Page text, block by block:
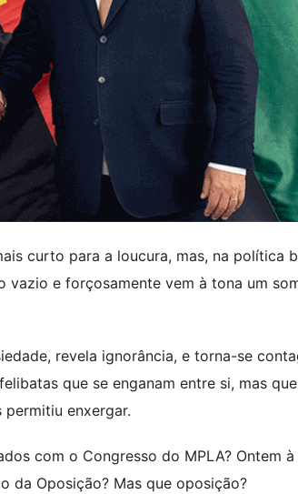
curto para a loucura, mas, na política
e forçosamente vem à tona um
revela ignorância, e torna-se
que se enganam entre si, mas
enxergar.
com o Congresso do MPLA? Ontem
da Oposição? Mas que oposição?